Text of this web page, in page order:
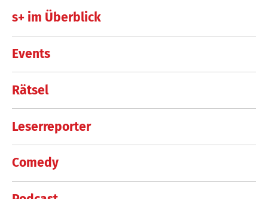
s+ im Überblick
Events
Rätsel
Leserreporter
Comedy